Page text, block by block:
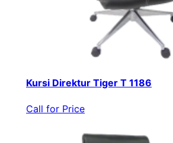
Kursi Direktur Tiger T 1186
Call for Price